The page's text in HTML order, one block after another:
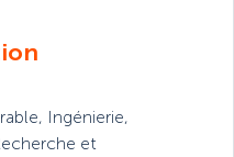
, Ingénierie,
et